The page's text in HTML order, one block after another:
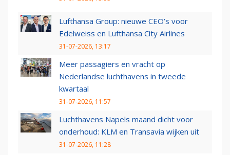
Lufthansa Group: nieuwe CEO’s voor
Edelweiss en Lufthansa City Airlines
31-07-2026, 13:17
Meer passagiers en vracht op
Nederlandse luchthavens in tweede
kwartaal
31-07-2026, 11:57
Luchthavens Napels maand dicht voor
onderhoud: KLM en Transavia wijken uit
31-07-2026, 11:28